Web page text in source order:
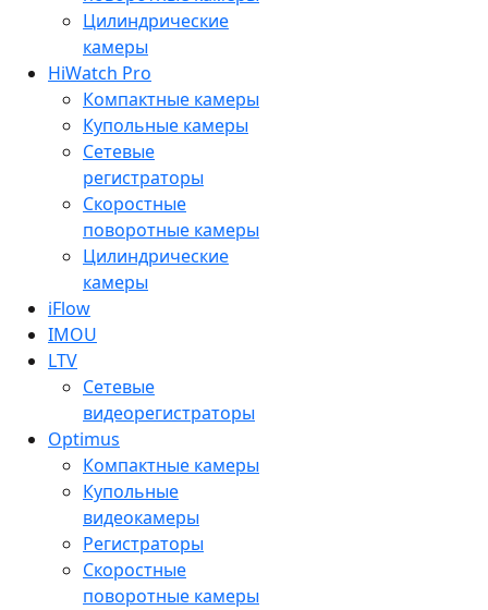
Цилиндрические
камеры
HiWatch Pro
Компактные камеры
Купольные камеры
Сетевые
регистраторы
Скоростные
поворотные камеры
Цилиндрические
камеры
iFlow
IMOU
LTV
Сетевые
видеорегистраторы
Optimus
Компактные камеры
Купольные
видеокамеры
Регистраторы
Скоростные
поворотные камеры